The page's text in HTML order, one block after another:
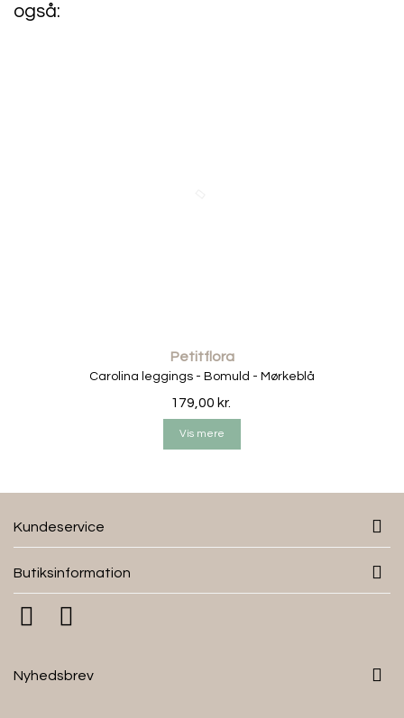
også:
Petitflora
Carolina leggings - Bomuld - Mørkeblå
179,00 kr.
Vis mere
Kundeservice
Butiksinformation
Nyhedsbrev